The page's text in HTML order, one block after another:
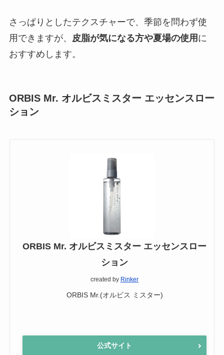
さっぱりとしたテクスチャーで、季節を問わず使
用できますが、 皮脂が気になる方や夏場の使用 に
おすすめします。
ORBIS Mr. オルビスミスター エッセンスロー
ション
ORBIS Mr. オルビスミスター エッセンスロー
ション
created by Rinker
ORBIS Mr.(オルビス ミスター)
公式サイト